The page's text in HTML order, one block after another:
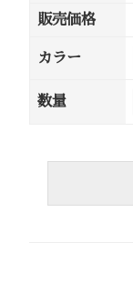
販売価格
カラー
数量